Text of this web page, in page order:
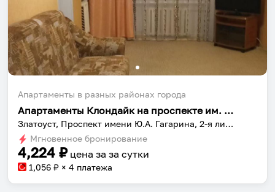
Апартаменты в разных районах города
Апартаменты Клондайк на проспекте им. Ю.А. Гагарина, 2-я линия 4
Златоуст, Проспект имени Ю.А. Гагарина, 2-я линия, 4
Мгновенное бронирование
4,224 ₽ цена за за сутки
1,056 ₽ × 4 платежа